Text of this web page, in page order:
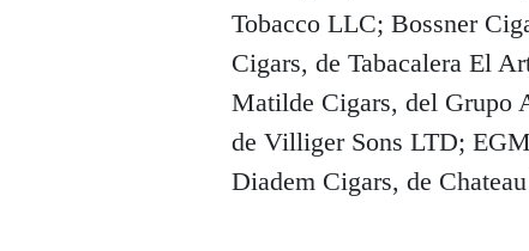
Tobacco LLC; Bossner
Cigars, de Tabacalera El
Matilde Cigars, del Grupo
de Villiger Sons LTD;
Diadem Cigars, de